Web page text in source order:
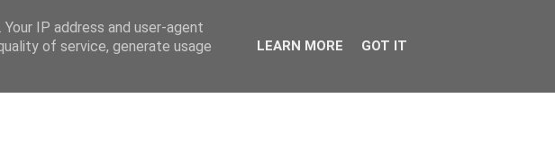
IP address and user-agent
of service, generate usage
LEARN MORE GOT IT